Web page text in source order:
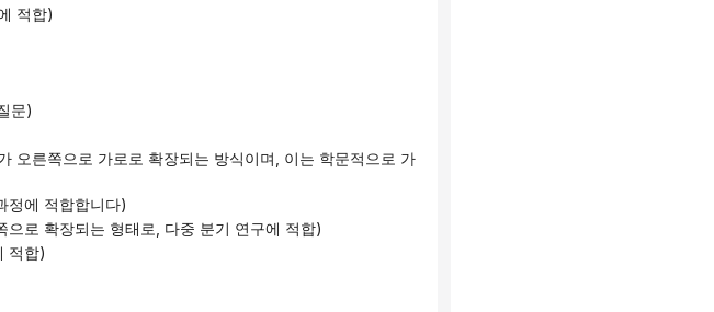
적합)
문)
정에 적합합니다)
로 확장되는 형태로, 다중 분기 연구에 적합)
적합)